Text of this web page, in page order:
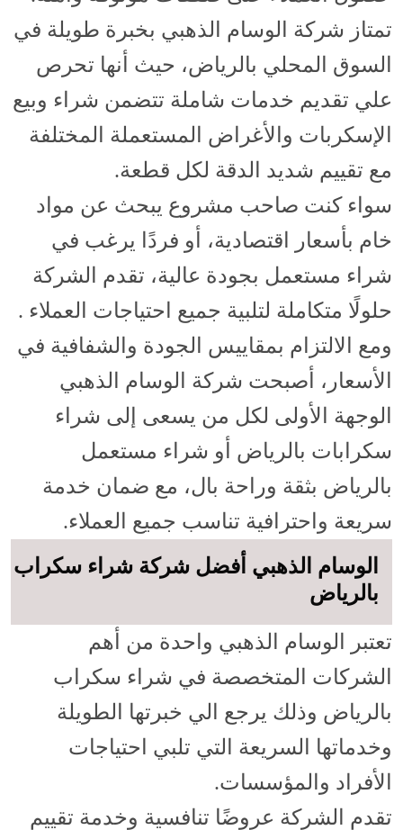
تمتاز شركة الوسام الذهبي بخبرة طويلة في
السوق المحلي بالرياض، حيث أنها تحرص
علي تقديم خدمات شاملة تتضمن شراء وبيع
الإسكربات والأغراض المستعملة المختلفة
مع تقييم شديد الدقة لكل قطعة.
سواء كنت صاحب مشروع يبحث عن مواد
خام بأسعار اقتصادية، أو فردًا يرغب في
شراء مستعمل بجودة عالية، تقدم الشركة
حلولًا متكاملة لتلبية جميع احتياجات العملاء .
ومع الالتزام بمقاييس الجودة والشفافية في
الأسعار، أصبحت شركة الوسام الذهبي
الوجهة الأولى لكل من يسعى إلى شراء
سكرابات بالرياض أو شراء مستعمل
بالرياض بثقة وراحة بال، مع ضمان خدمة
سريعة واحترافية تناسب جميع العملاء.
الوسام الذهبي أفضل شركة شراء سكراب
بالرياض
تعتبر الوسام الذهبي واحدة من أهم
الشركات المتخصصة في شراء سكراب
بالرياض وذلك يرجع الي خبرتها الطويلة
وخدماتها السريعة التي تلبي احتياجات
الأفراد والمؤسسات.
تقدم الشركة عروضًا تنافسية وخدمة تقييم